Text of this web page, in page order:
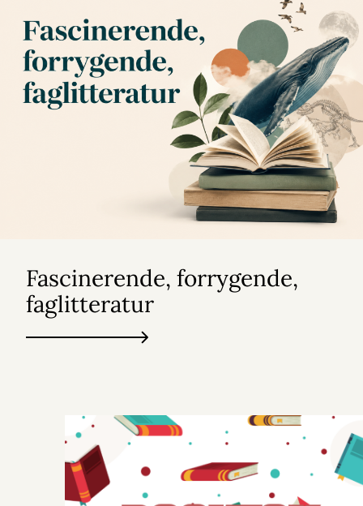
Fascinerende, forrygende,
faglitteratur